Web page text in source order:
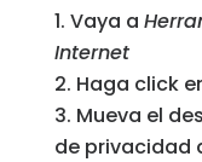
Vaya a
Internet
Haga click
Mueva el
de privacidad